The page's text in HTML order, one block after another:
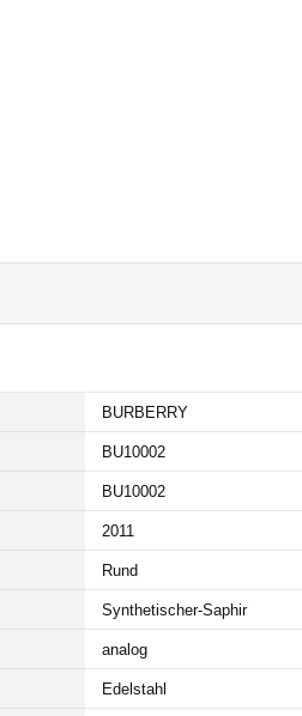
BURBERRY
BU10002
BU10002
2011
Rund
Synthetischer-Saphir
analog
Edelstahl